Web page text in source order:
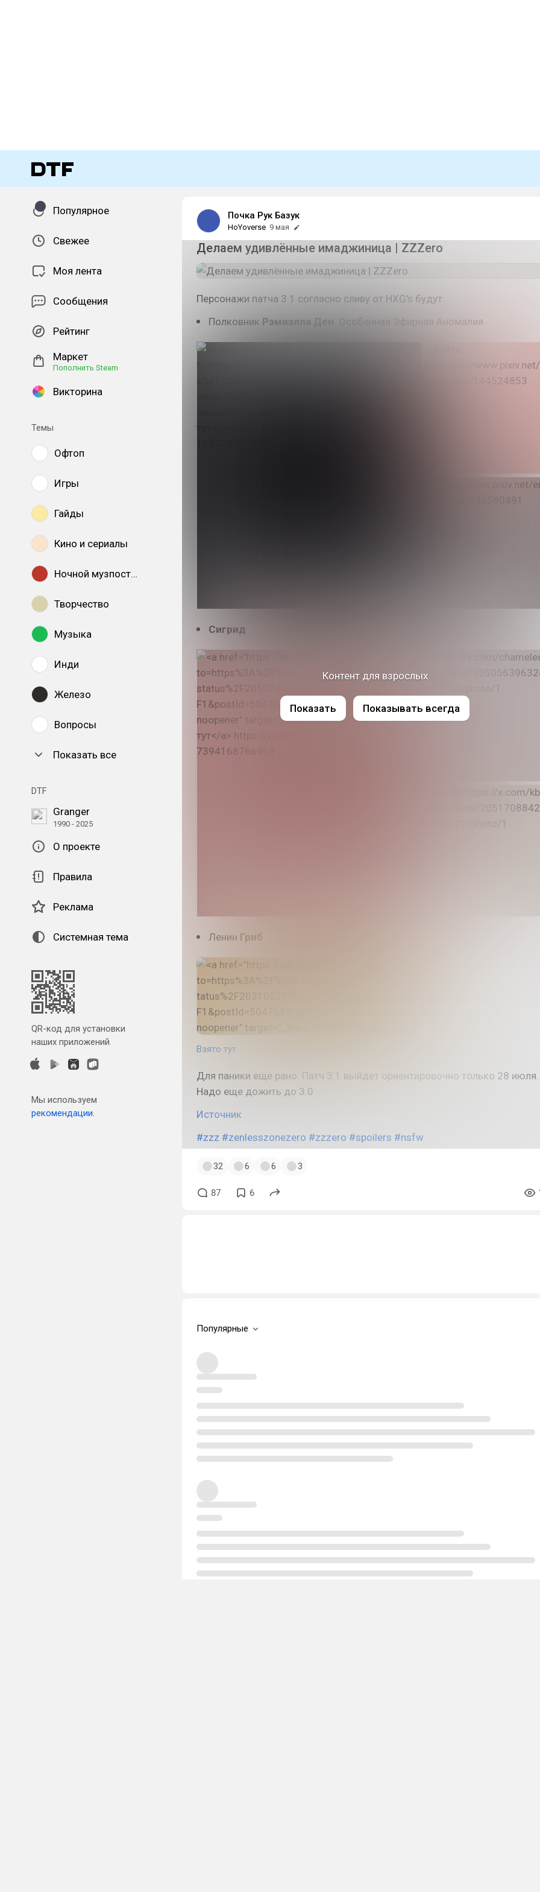
Популярное
Свежее
Моя лента
Сообщения
Рейтинг
Маркет
Пополнить Steam
Викторина
Темы
Офтоп
Игры
Гайды
Кино и сериалы
Ночной музпостинг
Творчество
Музыка
Инди
Железо
Вопросы
Показать все
DTF
Granger
1990 - 2025
О проекте
Правила
Реклама
Системная тема
QR-код для установки
наших приложений.
Мы используем
рекомендации.
Почка Рук Базук
HoYoverse 9 мая
Делаем удивлённые имаджиница | ZZZero
Персонажи патча 3.1 согласно сливу от HXG's будут:
Полковник Рэмиэлла Ден . Особенная Эфирная Аномалия
Сигрид
Ленин Гриб
Взято тут
Для паники еще рано. Патч 3.1 выйдет ориентировочно только 28 июля.
Надо еще дожить до 3.0
Источник
#zzz #zenlesszonezero #zzzero #spoilers #nsfw
Контент для взрослых
Показать Показывать всегда
32 6 6 3
87 6
Популярные